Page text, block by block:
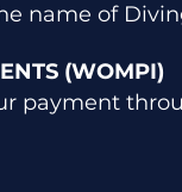
name of
(WOMPI)
payment